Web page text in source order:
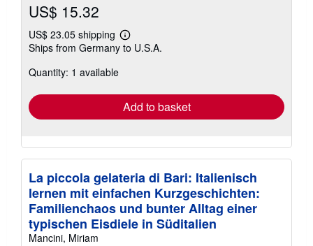
US$ 15.32
US$ 23.05 shipping
Learn
more
Ships from Germany to U.S.A.
Quantity: 1 available
Add to basket
La piccola gelateria di Bari: Italienisch
lernen mit einfachen Kurzgeschichten:
Familienchaos und bunter Alltag einer
typischen Eisdiele in Süditalien
Mancini, Miriam